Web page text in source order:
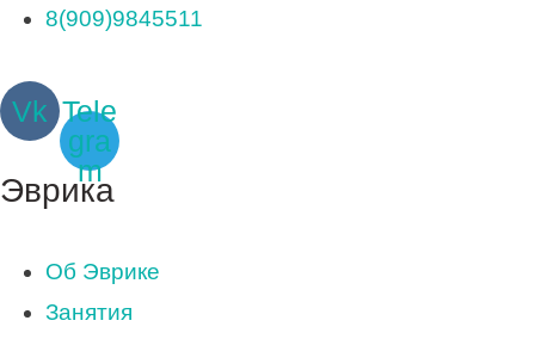
8(909)9845511
Vk Tele
gra
m
Эврика
Об Эврике
Занятия